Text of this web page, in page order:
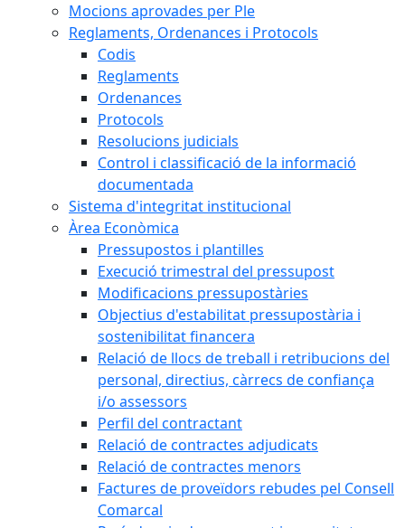
Mocions aprovades per Ple
Reglaments, Ordenances i Protocols
Codis
Reglaments
Ordenances
Protocols
Resolucions judicials
Control i classificació de la informació
documentada
Sistema d'integritat institucional
Àrea Econòmica
Pressupostos i plantilles
Execució trimestral del pressupost
Modificacions pressupostàries
Objectius d'estabilitat pressupostària i
sostenibilitat financera
Relació de llocs de treball i retribucions del
personal, directius, càrrecs de confiança
i/o assessors
Perfil del contractant
Relació de contractes adjudicats
Relació de contractes menors
Factures de proveïdors rebudes pel Consell
Comarcal